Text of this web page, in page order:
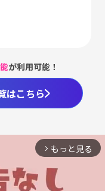
が利用可能！
はこちら
arrow_forward_ios もっと見る